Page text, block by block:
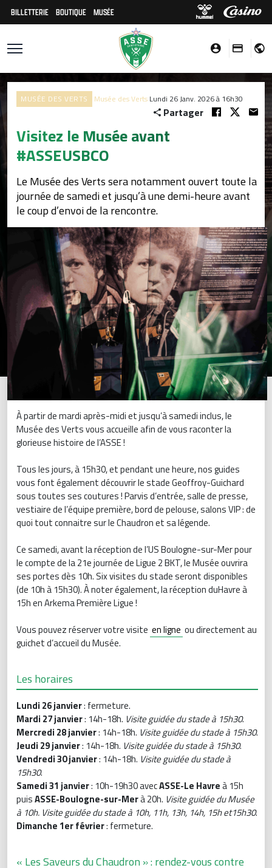
BILLETTERIE BOUTIQUE MUSÉE
MUSÉE DES VERTS Musée des Verts Lundi 26 Janv. 2026 à 16h30
Partager
Visitez le Musée avant
#ASSEUSBCO
Le Musée des Verts sera notamment ouvert toute la
journée de samedi et jusqu’à une demi-heure avant
le coup d’envoi de la rencontre.
À partir de mardi après-midi et jusqu’à samedi inclus, le
Musée des Verts vous accueille afin de vous raconter la
glorieuse histoire de l’ASSE !
Tous les jours, à 15h30, et pendant une heure, nos guides
vous font également découvrir le stade Geoffroy-Guichard
sous toutes ses coutures ! Parvis d’entrée, salle de presse,
vestiaire de l’équipe première, bord de pelouse, salons VIP : de
quoi tout connaitre sur le Chaudron et sa légende.
Ce samedi, avant la réception de l’US Boulogne-sur-Mer pour
le compte de la 21e journée de Ligue 2 BKT, le Musée ouvrira
ses portes dès 10h. Six visites du stade seront disponibles
(de 10h à 15h30). À noter également, la réception duHavre à
15h en Arkema Première Ligue !
Vous pouvez réserver votre visite en ligne ou directement au
guichet d’accueil du Musée.
Les horaires
Lundi 26 janvier: fermeture.
Mardi 27 janvier: 14h-18h. Visite guidée du stade à 15h30.
Mercredi 28 janvier: 14h-18h. Visite guidée du stade à 15h30.
Jeudi 29 janvier: 14h-18h. Visite guidée du stade à 15h30.
Vendredi 30 janvier: 14h-18h. Visite guidée du stade à
15h30.
Samedi 31 janvier: 10h-19h30 avecASSE-Le Havreà 15h
puisASSE-Boulogne-sur-Merà 20h. Visite guidée du Musée
à 10h. Visite guidée du stade à 10h, 11h, 13h, 14h, 15h et15h30.
Dimanche 1er février: fermeture.
« Les Saveurs du Chaudron » : rendez-vous contre